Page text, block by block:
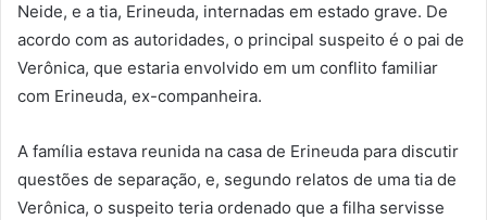
Neide, e a tia, Erineuda, internadas em estado grave. De
acordo com as autoridades, o principal suspeito é o pai de
Verônica, que estaria envolvido em um conflito familiar
com Erineuda, ex-companheira.
A família estava reunida na casa de Erineuda para discutir
questões de separação, e, segundo relatos de uma tia de
Verônica, o suspeito teria ordenado que a filha servisse